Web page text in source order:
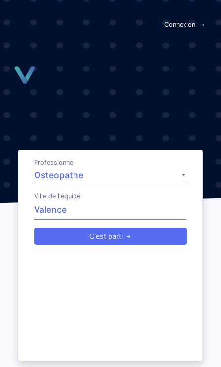
Connexion
Professionnel
Ville de l'équidé
C'est parti